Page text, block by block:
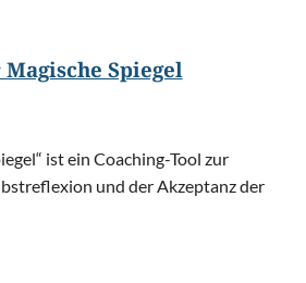
Spiegel
ist ein Coaching-Tool zur
und der Akzeptanz der